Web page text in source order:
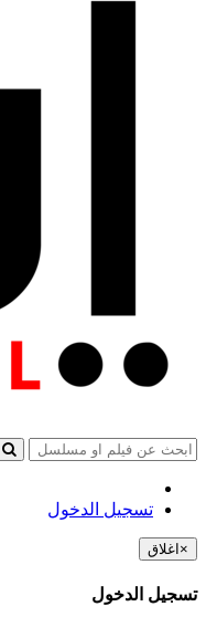
تسجيل الدخول
× اغلاق
تسجيل الدخول